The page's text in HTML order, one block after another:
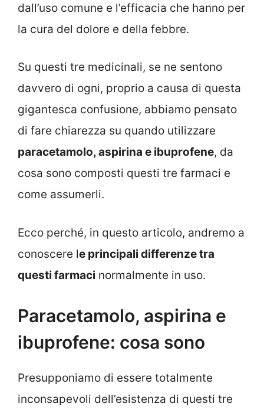
dall’uso comune e l’efficacia che hanno per
la cura del dolore e della febbre.
Su questi tre medicinali, se ne sentono
davvero di ogni, proprio a causa di questa
gigantesca confusione, abbiamo pensato
di fare chiarezza su quando utilizzare
paracetamolo, aspirina e ibuprofene, da
cosa sono composti questi tre farmaci e
come assumerli.
Ecco perché, in questo articolo, andremo a
conoscere le principali differenze tra
questi farmaci normalmente in uso.
Paracetamolo, aspirina e
ibuprofene: cosa sono
Presupponiamo di essere totalmente
inconsapevoli dell’esistenza di questi tre